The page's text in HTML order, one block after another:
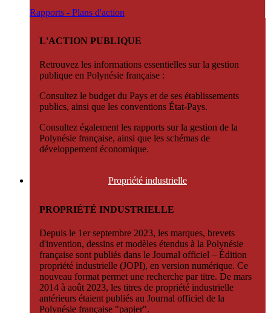
Rapports - Plans d'action
L'ACTION PUBLIQUE
Retrouvez les informations essentielles sur la gestion
publique en Polynésie française :
Consultez le budget du Pays et de ses établissements
publics, ainsi que les conventions État-Pays.
Consultez également les rapports sur la gestion de la
Polynésie française, ainsi que les schémas de
développement économique.
Propriété industrielle
PROPRIÉTÉ INDUSTRIELLE
Depuis le 1er septembre 2023, les marques, brevets
d'invention, dessins et modèles étendus à la Polynésie
française sont publiés dans le Journal officiel – Édition
propriété industrielle (JOPI), en version numérique. Ce
nouveau format permet une recherche par titre. De mars
2014 à août 2023, les titres de propriété industrielle
antérieurs étaient publiés au Journal officiel de la
Polynésie française "papier".